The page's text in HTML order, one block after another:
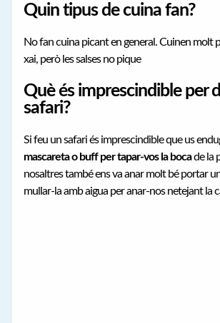
Quin tipus de cuina fan?
No fan cuina picant en general. Cuinen molt
xai, però les salses no pique
Què és imprescindible per
safari?
Si feu un safari és imprescindible que us
mascareta o buff per tapar-vos la bocade la
nosaltres també ens va anar molt bé portar
mullar-la amb aigua per anar-nos netejant la